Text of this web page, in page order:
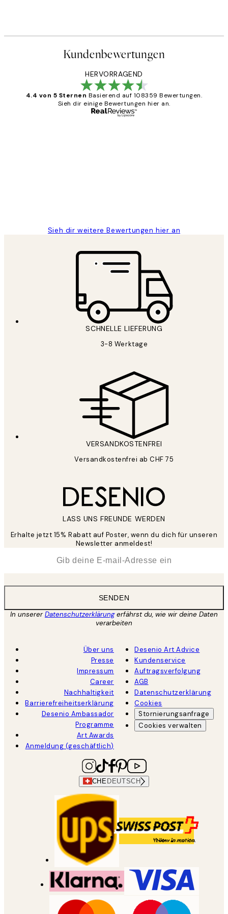
Kundenbewertungen
HERVORRAGEND
4.4 von 5 Sternen Basierend auf 108359 Bewertungen.
Sieh dir einige Bewertungen hier an.
Sieh dir weitere Bewertungen hier an
SCHNELLE LIEFERUNG
3-8 Werktage
VERSANDKOSTENFREI
Versandkostenfrei ab CHF 75
LASS UNS FREUNDE WERDEN
Erhalte jetzt 15% Rabatt auf Poster, wenn du dich für unseren
Newsletter anmeldest!
SENDEN
In unsererDatenschutzerklärungerfährst du, wie wir deine Daten
verarbeiten
Über uns
Presse
Impressum
Career
Nachhaltigkeit
Barrierefreiheitserklärung
Desenio Ambassador
Programme
Art Awards
Anmeldung (geschäftlich)
Desenio Art Advice
Kundenservice
Auftragsverfolgung
AGB
Datenschutzerklärung
Cookies
Stornierungsanfrage
Cookies verwalten
CHE DEUTSCH